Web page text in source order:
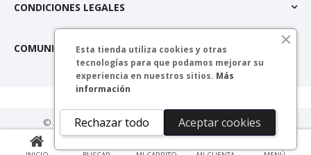
0
CONDICIONES LEGALES
COMUNIDAD MÁSQNUEVO
© 2025 másQnuevo. Todos los derechos reservados.
Esta tienda utiliza cookies y otras
tecnologías para que podamos mejorar su
experiencia en nuestros sitios. Más
información
Aceptar cookies
Rechazar todo